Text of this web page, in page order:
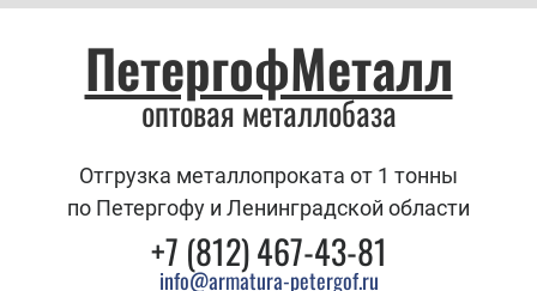
ПетергофМеталл
оптовая металлобаза
Отгрузка металлопроката от 1 тонны
по Петергофу и Ленинградской области
+7 (812) 467-43-81
info@armatura-petergof.ru